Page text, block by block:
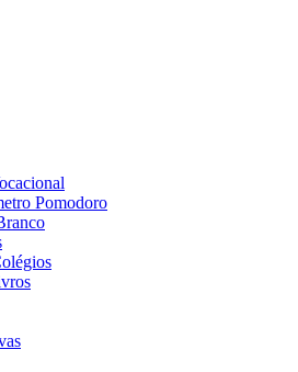
Pomodoro